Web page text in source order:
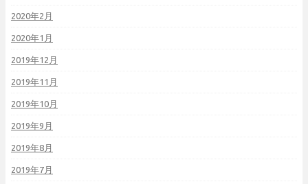
2020年2月
2020年1月
2019年12月
2019年11月
2019年10月
2019年9月
2019年8月
2019年7月